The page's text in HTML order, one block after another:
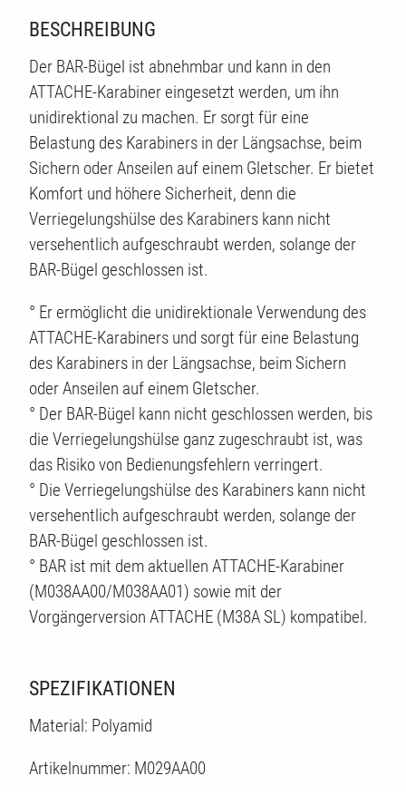
BESCHREIBUNG
Der BAR-Bügel ist abnehmbar und kann in den
ATTACHE-Karabiner eingesetzt werden, um ihn
unidirektional zu machen. Er sorgt für eine
Belastung des Karabiners in der Längsachse, beim
Sichern oder Anseilen auf einem Gletscher. Er bietet
Komfort und höhere Sicherheit, denn die
Verriegelungshülse des Karabiners kann nicht
versehentlich aufgeschraubt werden, solange der
BAR-Bügel geschlossen ist.
° Er ermöglicht die unidirektionale Verwendung des
ATTACHE-Karabiners und sorgt für eine Belastung
des Karabiners in der Längsachse, beim Sichern
oder Anseilen auf einem Gletscher.
° Der BAR-Bügel kann nicht geschlossen werden, bis
die Verriegelungshülse ganz zugeschraubt ist, was
das Risiko von Bedienungsfehlern verringert.
° Die Verriegelungshülse des Karabiners kann nicht
versehentlich aufgeschraubt werden, solange der
BAR-Bügel geschlossen ist.
° BAR ist mit dem aktuellen ATTACHE-Karabiner
(M038AA00/M038AA01) sowie mit der
Vorgängerversion ATTACHE (M38A SL) kompatibel.
SPEZIFIKATIONEN
Material: Polyamid
Artikelnummer: M029AA00